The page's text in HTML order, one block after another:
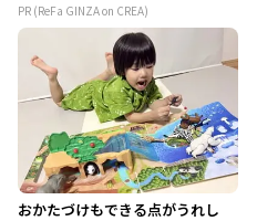
PR (ReFa GINZA on CREA)
おかたづけもできる点がうれし